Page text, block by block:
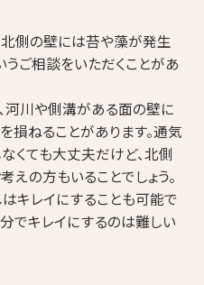
北側の壁には苔や藻が発生
うご相談をいただくことがあ
河川や側溝がある面の壁に
損ねることがあります。通気
くても大丈夫だけど、北側
えの方もいることでしょう。
キレイにすることも可能で
でキレイにするのは難しい